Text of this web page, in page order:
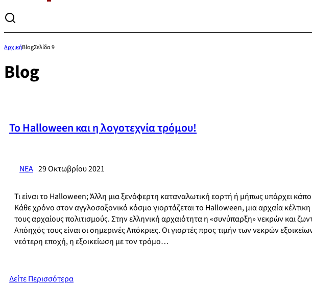
ΑρχικήBlogΣελίδα 9
Blog
Το Halloween και η λογοτεχνία τρόμου!
ΝΕΑ 29 Οκτωβρίου 2021
Τι είναι το Halloween; Άλλη μια ξενόφερτη καταναλωτική εορτή ή μήπως υπάρχει
Κάθε χρόνο στον αγγλοσαξονικό κόσμο γιορτάζεται το Halloween, μια αρχαία
τους αρχαίους πολιτισμούς. Στην ελληνική αρχαιότητα η «συνύπαρξη» νεκρών και
Aπόηχός τους είναι οι σημερινές Απόκριες. Οι γιορτές προς τιμήν των νεκρών
νεότερη εποχή, η εξοικείωση με τον τρόμο…
Δείτε Περισσότερα